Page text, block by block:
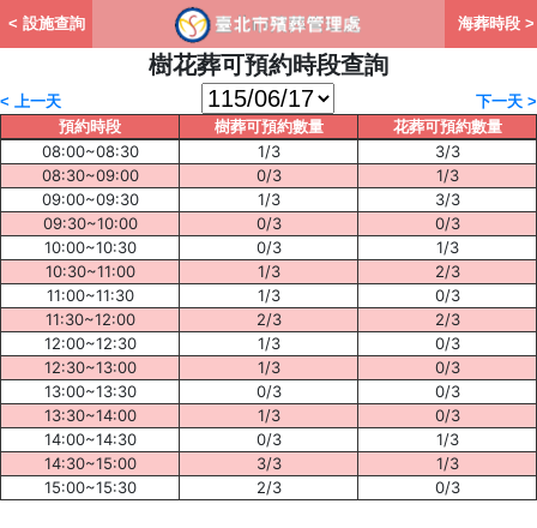
< 設施查詢 海葬時段 >
樹花葬可預約時段查詢
< 上一天
下一天 >
預約時段
樹葬可預約數量 花葬可預約數量
08:00~08:30 1/3
3/3
08:30~09:00
0/3
1/3
09:00~09:30
1/3
3/3
09:30~10:00
0/3
0/3
10:00~10:30
0/3
1/3
10:30~11:00
1/3
2/3
11:00~11:30
1/3
0/3
11:30~12:00
2/3
2/3
12:00~12:30
1/3
0/3
12:30~13:00
1/3
0/3
13:00~13:30
0/3
0/3
13:30~14:00
1/3
0/3
14:00~14:30
0/3
1/3
14:30~15:00
3/3
1/3
15:00~15:30
2/3 0/3